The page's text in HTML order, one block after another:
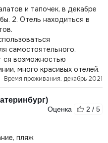
и тапочек, в декабре
2. Отель находиться в
самостоятельного.
ся возможностью
много красивых отелей.
Время проживания: декабрь 2021
Оценка 2 / 5
пляж